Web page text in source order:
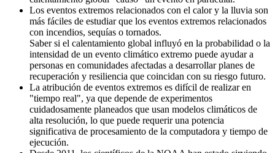
Los eventos extremos relacionados con el calor y la lluvia son
más fáciles de estudiar que los eventos extremos relacionados
con incendios, sequías o tornados.
Saber si el calentamiento global influyó en la probabilidad o la
intensidad de un evento climático extremo puede ayudar a
personas en comunidades afectadas a desarrollar planes de
recuperación y resiliencia que coincidan con su riesgo futuro.
La atribución de eventos extremos es difícil de realizar en
"tiempo real", ya que depende de experimentos
cuidadosamente planeados que usan modelos climáticos de
alta resolución, lo que puede requerir una potencia
significativa de procesamiento de la computadora y tiempo de
ejecución.